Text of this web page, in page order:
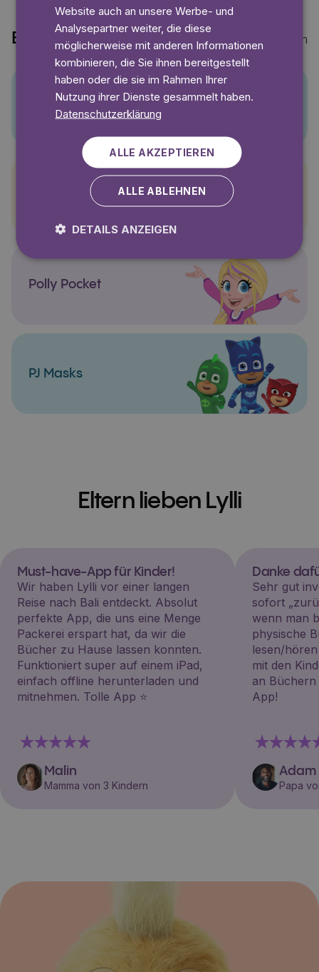
Entdecke auch Mehr anzeigen
Pettersson und Findus
Polly Pocket
PJ Masks
Eltern lieben Lylli
Must-have-App für Kinder!
Wir haben Lylli vor einer langen
Reise nach Bali entdeckt. Absolut
perfekte App, die uns eine Menge
Packerei erspart hat, da wir die
Bücher zu Hause lassen konnten.
Funktioniert super auf einem iPad,
einfach offline herunterladen und
mitnehmen. Tolle App ⭐️
Malin
Mamma von 3 Kindern
Danke
Sehr gut
sofort
wenn man
physische
lesen/
mit den
an Büchern
App!
Adam
Papa
Website auch an unsere Werbe- und
Analysepartner weiter, die diese
möglicherweise mit anderen Informationen
kombinieren, die Sie ihnen bereitgestellt
haben oder die sie im Rahmen Ihrer
Nutzung ihrer Dienste gesammelt haben.
Datenschutzerklärung
ALLE AKZEPTIEREN
ALLE ABLEHNEN
DETAILS ANZEIGEN